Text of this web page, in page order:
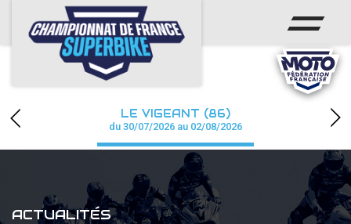
ACCUEIL
CHAMPIONNAT
CALENDRIER
PHOTOS / WEB TV
LE VIGEANT (86)
du 30/07/2026 au 02/08/2026
ACTUALITÉS